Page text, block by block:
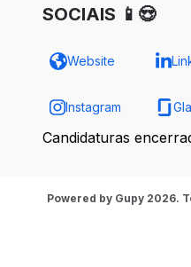
SOCIAIS 📱😍
Website
Instagram
Candidaturas
Powered by Gupy 2026.